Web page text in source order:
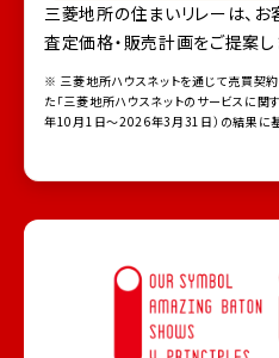
三菱地所の住まいリレーは、
査定価格・販売計画をご提案し
※ 三菱地所ハウスネットを通じて売買契
た「三菱地所ハウスネットのサービスに関
年10月1日～2026年3月31日）の結果に基